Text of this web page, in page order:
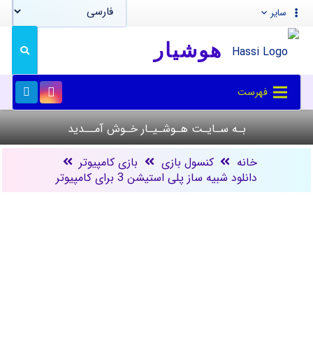
سایر
هوشیار
فهرست
بـه سـایـت هـوشـیـار خـوش آمــدید
خانه
کنسول بازی
بازی کامپیوتر
دانلود شبیه ساز پلی استیشن 3 برای کامپیوتر